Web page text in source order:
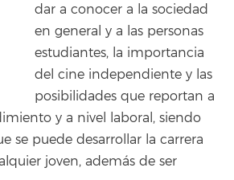
dar a conocer a la sociedad
en general y a las personas
estudiantes, la importancia
del cine independiente y las
posibilidades que reportan a
y a nivel laboral, siendo
se puede desarrollar la carrera
joven, además de ser